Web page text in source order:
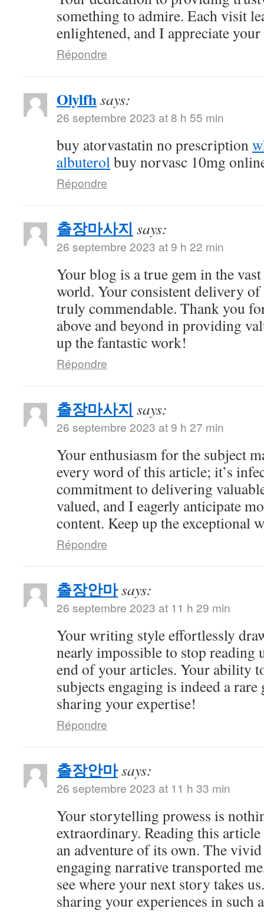
something to admire. Each visit
enlightened, and I appreciate
Répondre
Olylfhsays:
26 septembre 2023 at 8 h 55 min
buy atorvastatin no prescription
albuterolbuy norvasc 10mg
Répondre
출장마사지 says:
26 septembre 2023 at 9 h 22 min
Your blog is a true gem in the
world. Your consistent delivery
truly commendable. Thank you
above and beyond in providing
up the fantastic work!
Répondre
출장마사지 says:
26 septembre 2023 at 9 h 27 min
Your enthusiasm for the subject
every word of this article; it’s
commitment to delivering
valued, and I eagerly anticipate
content. Keep up the exceptional
Répondre
출장안마says:
26 septembre 2023 at 11 h 29 min
Your writing style effortlessly
nearly impossible to stop reading
end of your articles. Your ability
subjects engaging is indeed a
sharing your expertise!
Répondre
출장안마says:
26 septembre 2023 at 11 h 33 min
Your storytelling prowess is
extraordinary. Reading this
an adventure of its own. The
engaging narrative transported
see where your next story takes
sharing your experiences in such